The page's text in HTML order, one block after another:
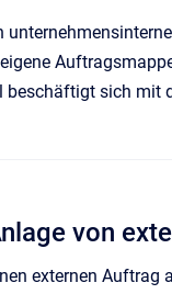
beschäftigt sich mit
von
externen Auftrag